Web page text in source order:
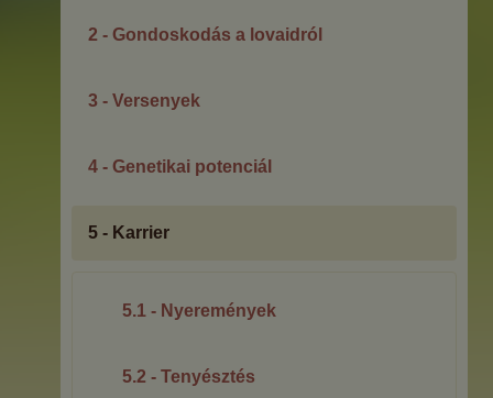
2 - Gondoskodás a lovaidról
3 - Versenyek
4 - Genetikai potenciál
5 - Karrier
5.1 - Nyeremények
5.2 - Tenyésztés